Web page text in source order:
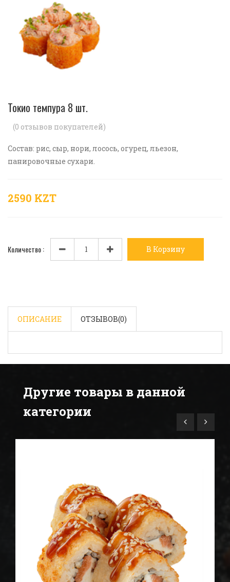
Токио темпура 8 шт.
(0 отзывов покупателей)
Состав: рис, сыр, нори, лосось, огурец, льезон,
панировочные сухари.
2590 KZT
Количество : В Корзину
ОПИСАНИЕ ОТЗЫВОВ(0)
Другие товары в данной
категории